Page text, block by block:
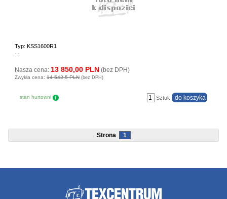
Typ: KSS1600R1
Nasza cena: 13 850,00 PLN (bez DPH)
Zwykła cena: 14 542,5 PLN (bez DPH)
stan hurtowni Sztuk
Strona 1